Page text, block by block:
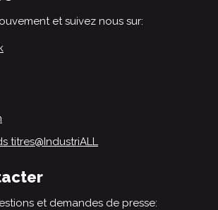
et suivez nous sur:
titres@IndustriALL
et demandes de presse: